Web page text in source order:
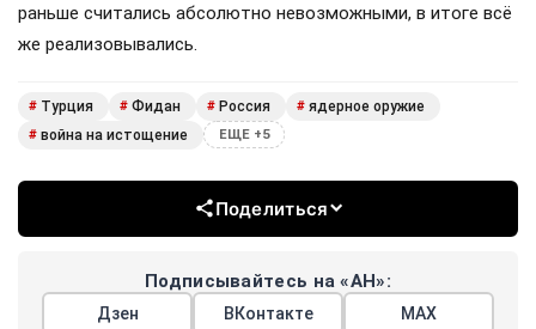
раньше считались абсолютно невозможными, в итоге всё
же реализовывались.
# Турция # Фидан # Россия # ядерное оружие
# война на истощение ЕЩЕ +5
Поделиться
Подписывайтесь на «АН»:
Дзен ВКонтакте МАХ